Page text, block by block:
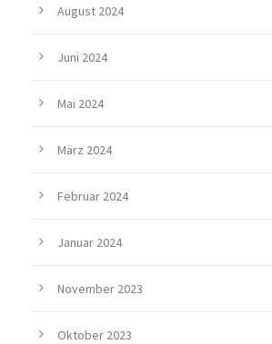
August 2024
Juni 2024
Mai 2024
März 2024
Februar 2024
Januar 2024
November 2023
Oktober 2023